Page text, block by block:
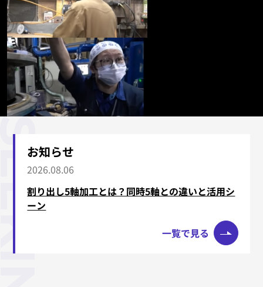
お知らせ
2026.08.06
割り出し5軸加工とは？同時5軸との違いと活用シ
ーン
一覧で見る